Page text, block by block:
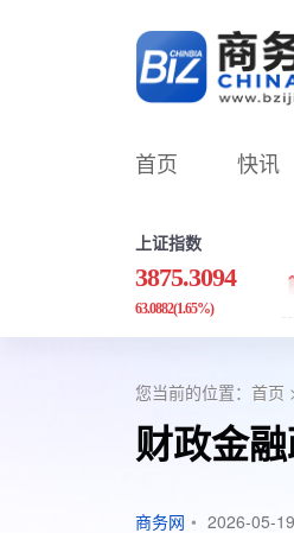
首页 快讯
上证指数
3875.3094
63.0882(1.65%)
您当前的位置： 首页
财政金
商务网 • 2026-05-19